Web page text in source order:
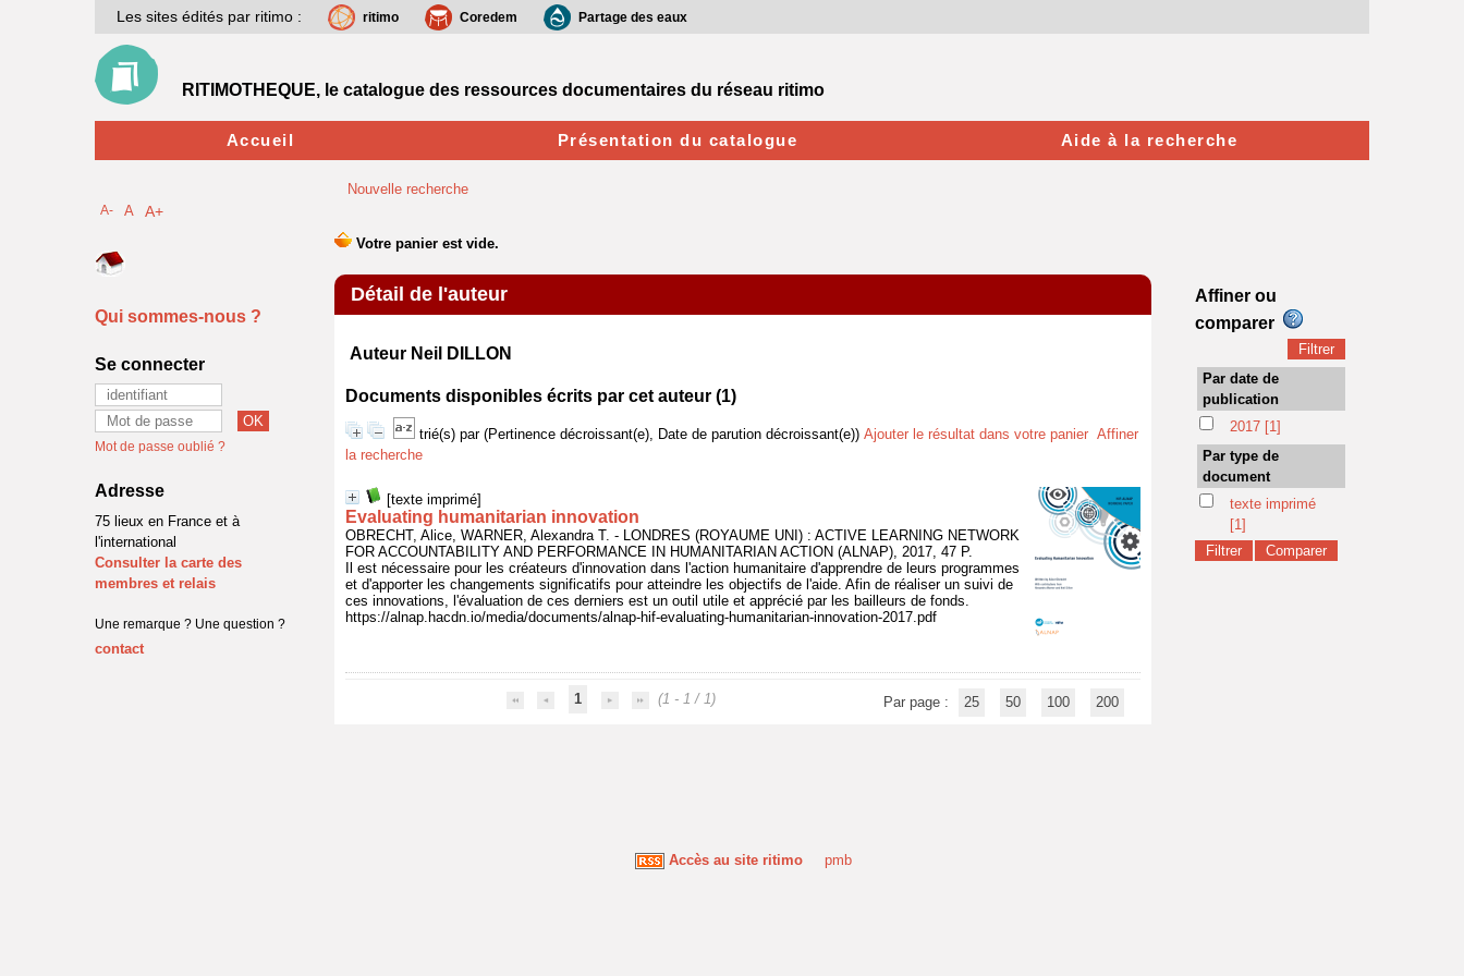
Nouvelle recherche
Détail de l'auteur
Auteur Neil DILLON
Documents disponibles écrits par cet auteur (1)
trié(s) par (Pertinence décroissant(e), Date de parution décroissant(e)) Ajouter le résultat dans votre panier Affiner
la recherche
[texte imprimé]
Evaluating humanitarian innovation
OBRECHT, Alice, WARNER, Alexandra T. - LONDRES (ROYAUME UNI) : ACTIVE LEARNING NETWORK
FOR ACCOUNTABILITY AND PERFORMANCE IN HUMANITARIAN ACTION (ALNAP), 2017, 47 P.
Il est nécessaire pour les créateurs d'innovation dans l'action humanitaire d'apprendre de leurs programmes
et d'apporter les changements significatifs pour atteindre les objectifs de l'aide. Afin de réaliser un suivi de
ces innovations, l'évaluation de ces derniers est un outil utile et apprécié par les bailleurs de fonds.
https://alnap.hacdn.io/media/documents/alnap-hif-evaluating-humanitarian-innovation-2017.pdf
1 (1 - 1 / 1) Par page : 25 50 100 200
Accès au site ritimo pmb
Les sites édités par ritimo : ritimo Coredem Partage des eaux
RITIMOTHEQUE, le catalogue des ressources documentaires du réseau ritimo
Accueil Présentation du catalogue Aide à la recherche
A- A A+
Qui sommes-nous ?
Se connecter
Mot de passe oublié ?
Adresse
75 lieux en France et à
l'international
Consulter la carte des
membres et relais
Une remarque ? Une question ?
contact
Affiner ou
comparer
Par date de
publication
2017 [1]
Par type de
document
texte imprimé
[1]